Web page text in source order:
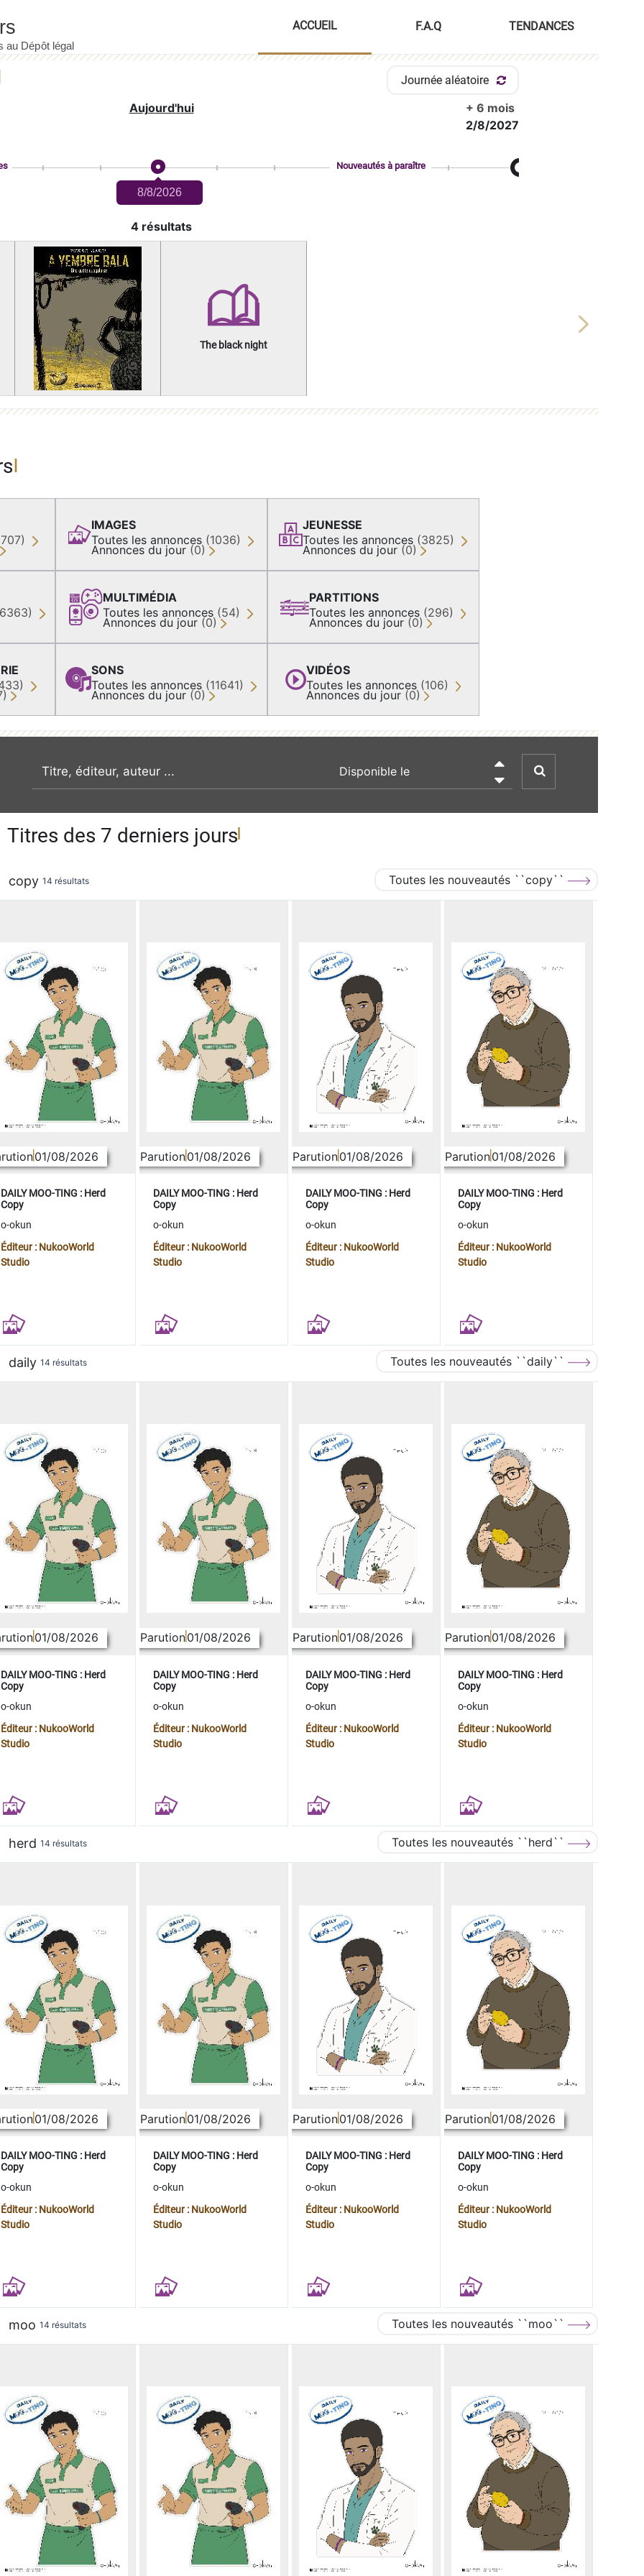
ACCUEIL F.A.Q TENDANCES
Journée aléatoire
Aujourd'hui
+ 6 mois
2/8/2027
8/8/2026
Nouveautés à paraître
4 résultats
The black night
Next
IMAGES
Toutes les annonces (1036)
Annonces du jour (0)
MULTIMÉDIA
Toutes les annonces (54)
Annonces du jour (0)
SONS
Toutes les annonces (11641)
Annonces du jour (0)
JEUNESSE
Toutes les annonces (3825)
Annonces du jour (0)
PARTITIONS
Toutes les annonces (296)
Annonces du jour (0)
VIDÉOS
Toutes les annonces (106)
Annonces du jour (0)
recherche par mot clé

Titres des 7 derniers jours
copy 14 résultats Toutes les nouveautés ``copy``
01/08/2026
DAILY MOO-TING : Herd
Copy
o-okun
Éditeur : NukooWorld
Studio
Parution01/08/2026
DAILY MOO-TING : Herd
Copy
o-okun
Éditeur : NukooWorld
Studio
Parution01/08/2026
DAILY MOO-TING : Herd
Copy
o-okun
Éditeur : NukooWorld
Studio
Parution01/08/2026
DAILY MOO-TING : Herd
Copy
o-okun
Éditeur : NukooWorld
Studio
daily 14 résultats Toutes les nouveautés ``daily``
01/08/2026
DAILY MOO-TING : Herd
Copy
o-okun
Éditeur : NukooWorld
Studio
Parution01/08/2026
DAILY MOO-TING : Herd
Copy
o-okun
Éditeur : NukooWorld
Studio
Parution01/08/2026
DAILY MOO-TING : Herd
Copy
o-okun
Éditeur : NukooWorld
Studio
Parution01/08/2026
DAILY MOO-TING : Herd
Copy
o-okun
Éditeur : NukooWorld
Studio
herd 14 résultats Toutes les nouveautés ``herd``
01/08/2026
DAILY MOO-TING : Herd
Copy
o-okun
Éditeur : NukooWorld
Studio
Parution01/08/2026
DAILY MOO-TING : Herd
Copy
o-okun
Éditeur : NukooWorld
Studio
Parution01/08/2026
DAILY MOO-TING : Herd
Copy
o-okun
Éditeur : NukooWorld
Studio
Parution01/08/2026
DAILY MOO-TING : Herd
Copy
o-okun
Éditeur : NukooWorld
Studio
moo 14 résultats Toutes les nouveautés ``moo``